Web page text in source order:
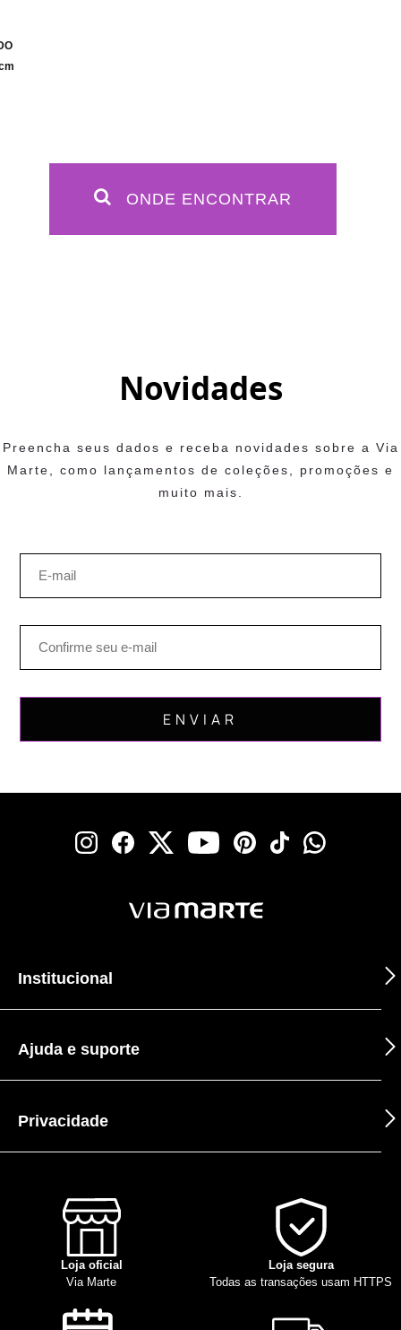
ONDE ENCONTRAR
Novidades
Preencha seus dados e receba novidades sobre a Via
Marte, como lançamentos de coleções, promoções e
muito mais.
Institucional
Ajuda e suporte
Privacidade
Loja oficial
Via Marte
Loja segura
Todas as transações usam HTTPS